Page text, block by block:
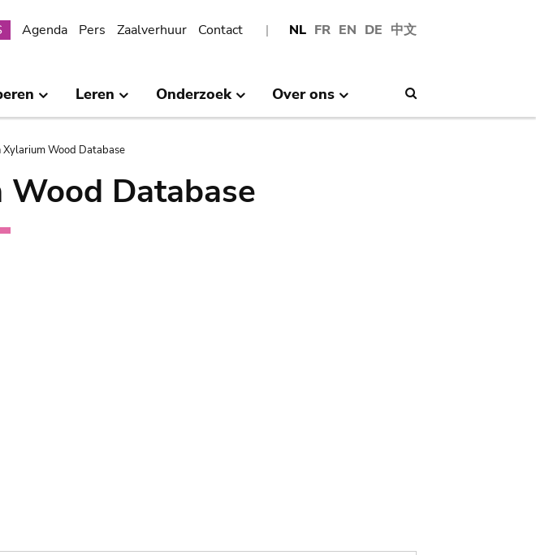
NL FR EN DE 中文
Agenda Pers Zaalverhuur Contact
Leren Onderzoek Over ons
Xylarium Wood Database
Database